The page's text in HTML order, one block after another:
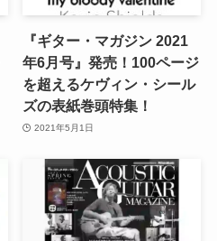
『ギター・マガジン 2021
年6月号』発売！100ページ
を超えるケヴィン・シール
ズの表紙巻頭特集！
2021年5月1日